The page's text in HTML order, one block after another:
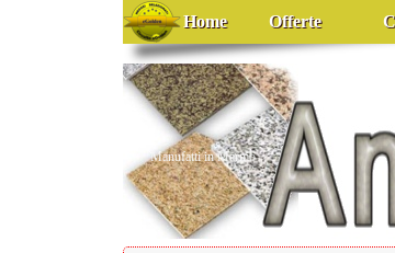
Home Offerte
Amato Marmi
Manufatti in Marmo